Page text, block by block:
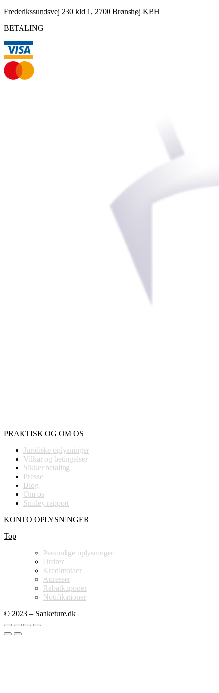
Frederikssundsvej 230 kld 1, 2700 Brønshøj KBH
BETALING
PRAKTISK OG OM OS
Juridiske oplysninger
Vilkår og betingelser
Sikker betaling
Presse
Blog
Om os
Smiley rapport
KONTO OPLYSNINGER
Top
Personlige oplysninger
Ordrer
Kreditnotaer
Adresser
Rabatkuponer
Notifikationer
© 2023 – Sanketure.dk